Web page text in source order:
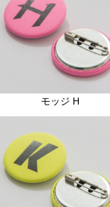
モッジ H